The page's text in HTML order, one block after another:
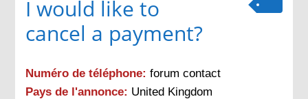
I would like to
cancel a payment?
Numéro de téléphone: forum contact
Pays de l'annonce: United Kingdom